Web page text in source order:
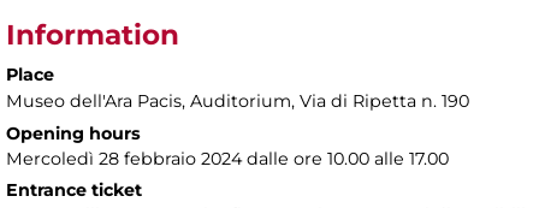
Information
Place
Museo dell'Ara Pacis, Auditorium, Via di Ripetta n. 190
Opening hours
Mercoledì 28 febbraio 2024 dalle ore 10.00 alle 17.00
Entrance ticket